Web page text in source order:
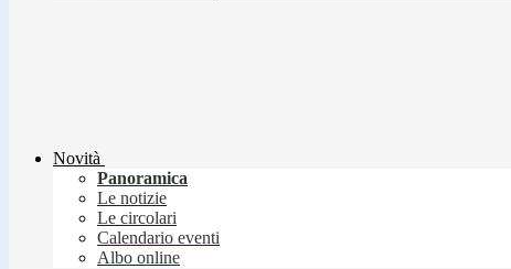
Novità
Panoramica
Le notizie
Le circolari
Calendario eventi
Albo online